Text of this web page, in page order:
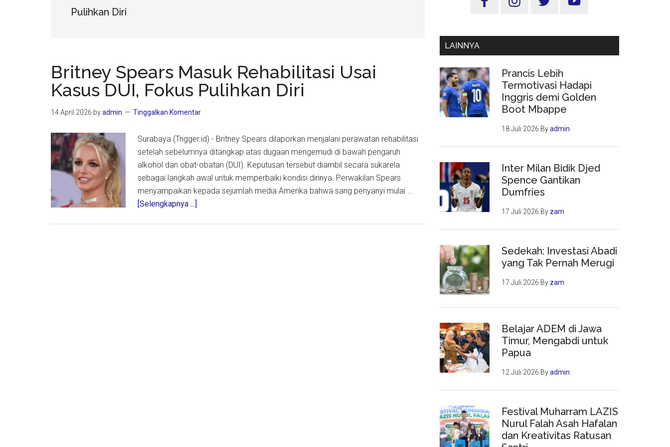
Pulihkan Diri
Britney Spears Masuk Rehabilitasi Usai
Kasus DUI, Fokus Pulihkan Diri
14 April 2026 byadmin Tinggalkan Komentar
Surabaya (Trigger.id) - Britney Spears dilaporkan menjalani perawatan rehabilitasi
setelah sebelumnya ditangkap atas dugaan mengemudi di bawah pengaruh
alkohol dan obat-obatan (DUI). Keputusan tersebut diambil secara sukarela
sebagai langkah awal untuk memperbaiki kondisi dirinya. Perwakilan Spears
menyampaikan kepada sejumlah media Amerika bahwa sang penyanyi mulai …
[Selengkapnya ...]
Utama
LAINNYA
Prancis Lebih
Termotivasi Hadapi
Inggris demi Golden
Boot Mbappe
18 Juli 2026 Byadmin
Inter Milan Bidik Djed
Spence Gantikan
Dumfries
17 Juli 2026 By zam
Sedekah: Investasi Abadi
yang Tak Pernah Merugi
17 Juli 2026 By zam
Belajar ADEM di Jawa
Timur, Mengabdi untuk
Papua
12 Juli 2026 Byadmin
Festival Muharram LAZIS
Nurul Falah Asah Hafalan
dan Kreativitas Ratusan